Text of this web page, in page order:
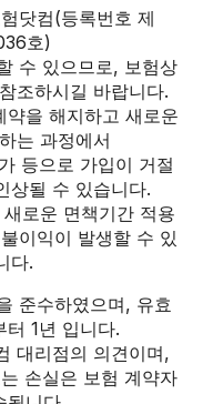
닷컴(등록번호 제
호)
수 있으므로, 보험상
조하시길 바랍니다.
약을 해지하고 새로운
는 과정에서
등으로 가입이 거절
상될 수 있습니다.
로운 면책기간 적용
이익이 발생할 수 있
다.
준수하였으며, 유효
터 1년 입니다.
대리점의 의견이며,
손실은 보험 계약자